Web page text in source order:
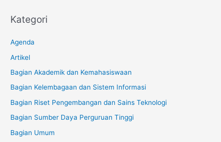
Kategori
Agenda
Artikel
Bagian Akademik dan Kemahasiswaan
Bagian Kelembagaan dan Sistem Informasi
Bagian Riset Pengembangan dan Sains Teknologi
Bagian Sumber Daya Perguruan Tinggi
Bagian Umum